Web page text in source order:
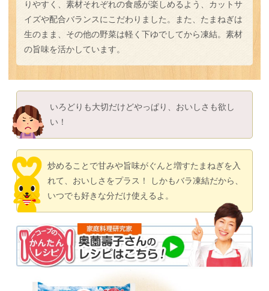
りやすく、素材それぞれの食感が楽しめるよう、カットサ
イズや配合バランスにこだわりました。また、たまねぎは
生のまま、その他の野菜は軽く下ゆでしてから凍結。素材
の旨味を活かしています。
いろどりも大切だけどやっぱり、おいしさも欲し
い！
炒めることで甘みや旨味がぐんと増すたまねぎを入
れて、おいしさをプラス！
しかもバラ凍結だから、
いつでも好きな分だけ使えるよ。